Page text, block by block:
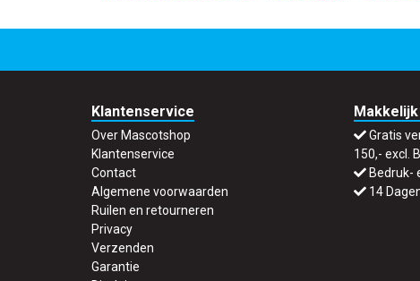
Klantenservice
Over Mascotshop
Klantenservice
Contact
Algemene voorwaarden
Ruilen en retourneren
Privacy
Verzenden
Garantie
Gratis
150,- excl.
Bedruk-
14